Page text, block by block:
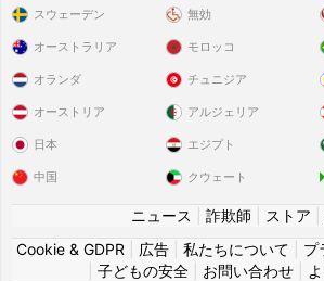
スウェーデン 無効
オーストラリア
オランダ
オーストリア
日本
中国
モロッコ
チュニジア
アルジェリア
エジプト
クウェート
ニュース 詐欺師 ストア
Cookie & GDPR
広告 私たちについて プ
子どもの安全| お問い合わせ|